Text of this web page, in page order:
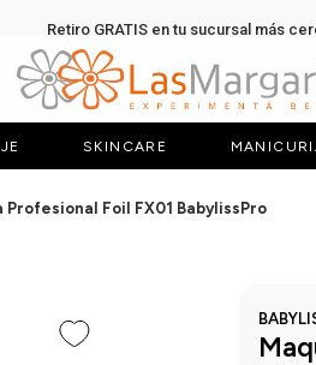
Retiro GRATIS en tu sucursal más
SKINCARE
Foil FX01 BabylissPro